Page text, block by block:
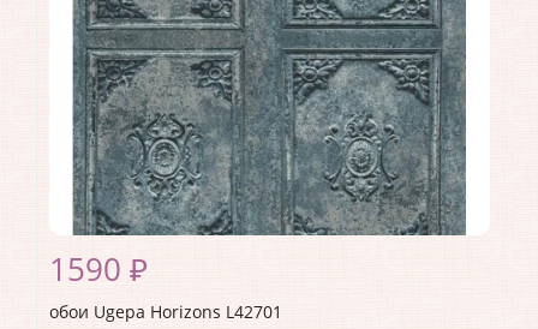
Раппорт:<>
1590 ₽
обои Ugepa Horizons L42701